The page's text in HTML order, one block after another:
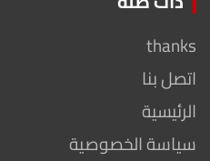
thanks
اتصل بنا
الرئيسية
سياسة الخصوصية